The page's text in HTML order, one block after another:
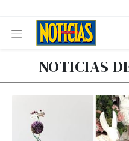
NOTICIAS